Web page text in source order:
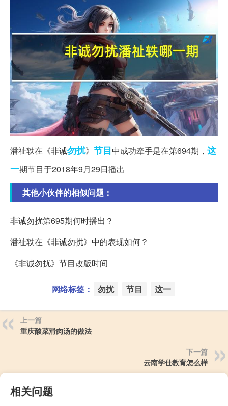
潘祉轶在《非诚勿扰》 节目中成功牵手是在第694期， 这
一期节目于2018年9月29日播出
其他小伙伴的相似问题：
非诚勿扰第695期何时播出？
潘祉轶在《非诚勿扰》中的表现如何？
《非诚勿扰》节目改版时间
网络标签： 勿扰 节目 这一
上一篇
重庆酸菜滑肉汤的做法
下一篇
云南学仕教育怎么样
相关问题